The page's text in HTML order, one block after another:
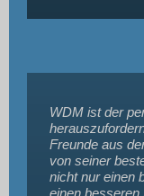
WDM ist der
Freunde aus
von seiner
nicht nur einen